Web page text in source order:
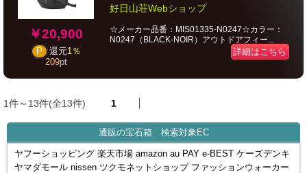
￥20,900
P 還元1％
209pt
好日山荘Webショップ
☆メーカー品番：MIS01335-N0247☆カラー：
N0247（BLACK-NOIR）アウトドアフィー...
詳細はこちら
1件～13件(全13件) 1
通販の宝石箱 検索対象EC
ヤフーショッピング 楽天市場 amazon au PAY e-BEST ケーズデンキ
ヤマダモール nissen ツクモネットショップ ファッションウォーカー